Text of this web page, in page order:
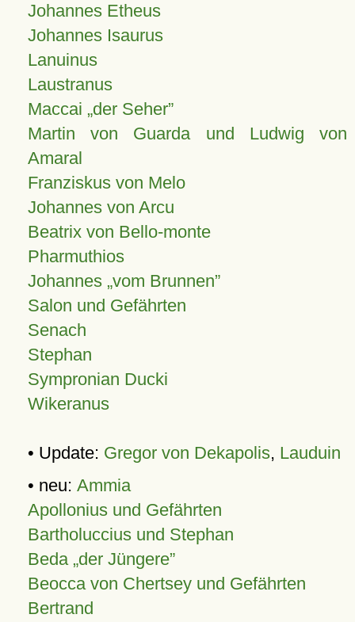
Johannes Etheus
Johannes Isaurus
Lanuinus
Laustranus
Maccai „der Seher”
Martin von Guarda und Ludwig von
Amaral
Franziskus von Melo
Johannes von Arcu
Beatrix von Bello-monte
Pharmuthios
Johannes vom Brunnen
Salon und Gefährten
Senach
Stephan
Sympronian Ducki
Wikeranus
• Update: Gregor von Dekapolis, Lauduin
• neu: Ammia
Apollonius und Gefährten
Bartholuccius und Stephan
Beda „der Jüngere”
Beocca von Chertsey und Gefährten
Bertrand